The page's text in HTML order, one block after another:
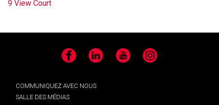
9 View Court
Facebook LinkedIn YouTube Instagram
COMMUNIQUEZ AVEC NOUS
SALLE DES MÉDIAS